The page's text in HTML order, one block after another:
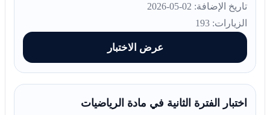
تاريخ الإضافة: 02-05-2026
الزيارات: 193
عرض الاختبار
اختبار الفترة الثانية في مادة الرياضيات